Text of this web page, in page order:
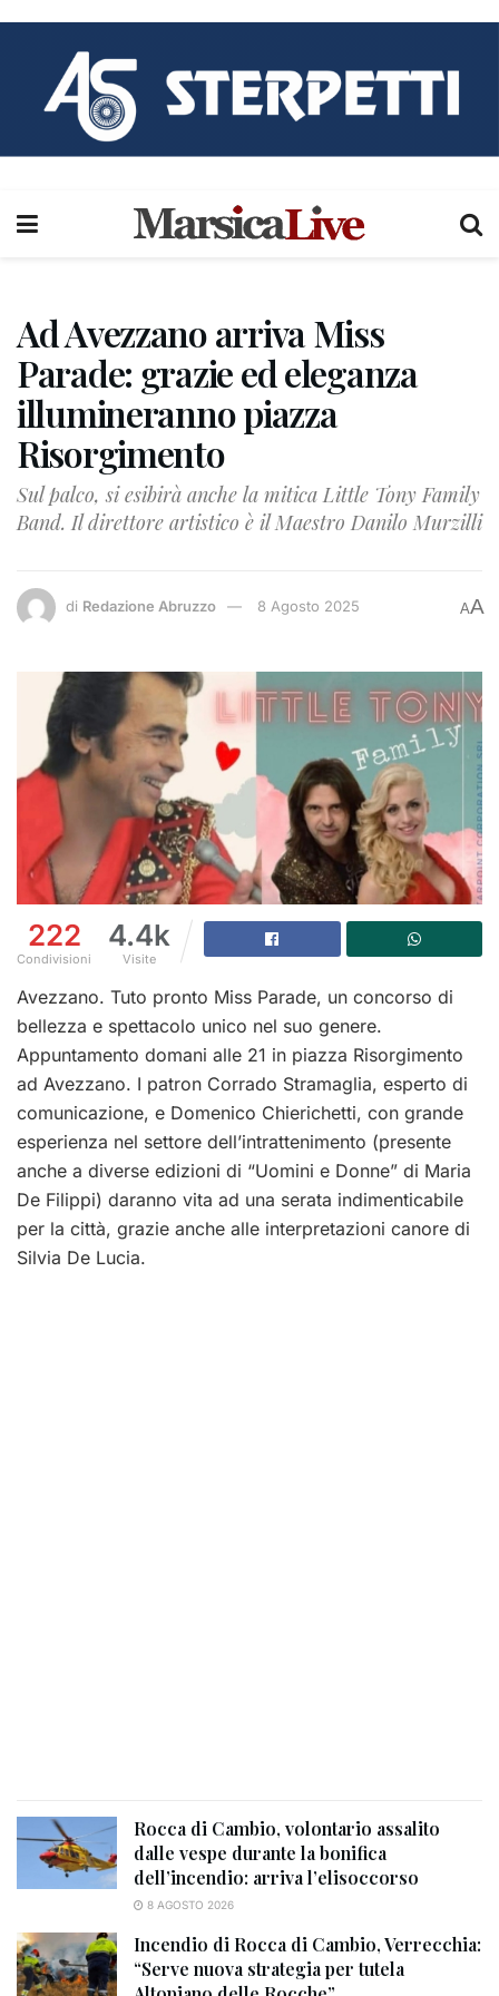
Ad Avezzano arriva Miss
Parade: grazie ed eleganza
illumineranno piazza
Risorgimento
Sul palco, si esibirà anche la mitica Little Tony Family
Band. Il direttore artistico è il Maestro Danilo Murzilli
di Redazione Abruzzo 8 Agosto 2025 AA
222
Condivisioni
4.4k
Visite
Avezzano. Tuto pronto Miss Parade, un concorso di
bellezza e spettacolo unico nel suo genere.
Appuntamento domani alle 21 in piazza Risorgimento
ad Avezzano. I patron Corrado Stramaglia, esperto di
comunicazione, e Domenico Chierichetti, con grande
esperienza nel settore dell’intrattenimento (presente
anche a diverse edizioni di “Uomini e Donne” di Maria
De Filippi) daranno vita ad una serata indimenticabile
per la città, grazie anche alle interpretazioni canore di
Silvia De Lucia.
Rocca di Cambio, volontario assalito
dalle vespe durante la bonifica
dell’incendio: arriva l’elisoccorso
8 AGOSTO 2026
Incendio di Rocca di Cambio, Verrecchia:
“Serve nuova strategia per tutela